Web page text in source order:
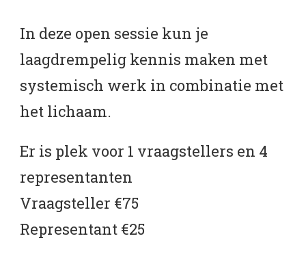
In deze open sessie kun je
laagdrempelig kennis maken met
systemisch werk in combinatie met
het lichaam.
Er is plek voor 1 vraagstellers en 4
representanten
Vraagsteller €75
Representant €25